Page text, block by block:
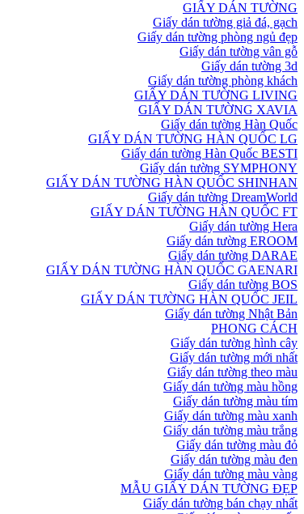
GIẤY DÁN TƯỜNG
Giấy dán tường giả đá, gạch
Giấy dán tường phòng ngủ đẹp
Giấy dán tường vân gỗ
Giấy dán tường 3d
Giấy dán tường phòng khách
GIẤY DÁN TƯỜNG LIVING
GIẤY DÁN TƯỜNG XAVIA
Giấy dán tường Hàn Quốc
GIẤY DÁN TƯỜNG HÀN QUỐC LG
Giấy dán tường Hàn Quốc BESTI
Giấy dán tường SYMPHONY
GIẤY DÁN TƯỜNG HÀN QUỐC SHINHAN
Giấy dán tường DreamWorld
GIẤY DÁN TƯỜNG HÀN QUỐC FT
Giấy dán tường Hera
Giấy dán tường EROOM
Giấy dán tường DARAE
GIẤY DÁN TƯỜNG HÀN QUỐC GAENARI
Giấy dán tường BOS
GIẤY DÁN TƯỜNG HÀN QUỐC JEIL
Giấy dán tường Nhật Bản
PHONG CÁCH
Giấy dán tường hình cây
Giấy dán tường mới nhất
Giấy dán tường theo màu
Giấy dán tường màu hồng
Giấy dán tường màu tím
Giấy dán tường màu xanh
Giấy dán tường màu trắng
Giấy dán tường màu đỏ
Giấy dán tường màu đen
Giấy dán tường màu vàng
MẪU GIẤY DÁN TƯỜNG ĐẸP
Giấy dán tường bán chạy nhất